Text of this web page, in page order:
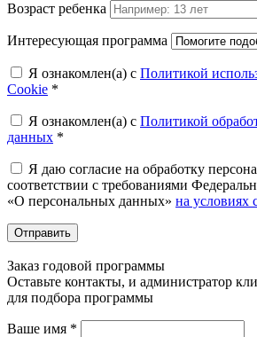
Возраст ребенка
Интересующая программа
Я ознакомлен(а) с Политикой
Cookie *
Я ознакомлен(а) с Политикой
данных *
Я даю согласие на обработку
соответствии с требованиями
«О персональных данных» на условиях
Отправить
Заказ годовой программы
Оставьте контакты, и администратор
для подбора программы
Ваше имя *